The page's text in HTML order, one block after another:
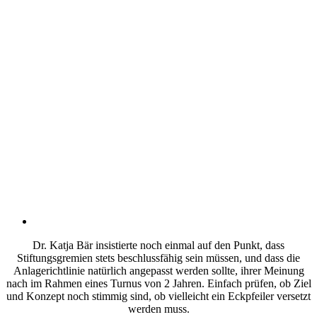
Dr. Katja Bär insistierte noch einmal auf den Punkt, dass
Stiftungsgremien stets beschlussfähig sein müssen, und dass die
Anlagerichtlinie natürlich angepasst werden sollte, ihrer Meinung
nach im Rahmen eines Turnus von 2 Jahren. Einfach prüfen, ob Ziel
und Konzept noch stimmig sind, ob vielleicht ein Eckpfeiler versetzt
werden muss.